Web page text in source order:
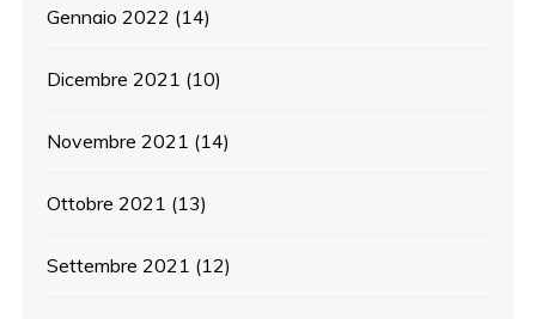
Gennaio 2022 (14)
Dicembre 2021 (10)
Novembre 2021 (14)
Ottobre 2021 (13)
Settembre 2021 (12)